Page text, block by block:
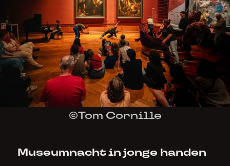
©Tom Cornille
Museumnacht in jonge handen